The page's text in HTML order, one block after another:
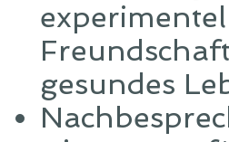
gesundes